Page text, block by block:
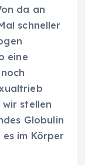
da an
schneller
eine
stellen
Globulin
es im Körper